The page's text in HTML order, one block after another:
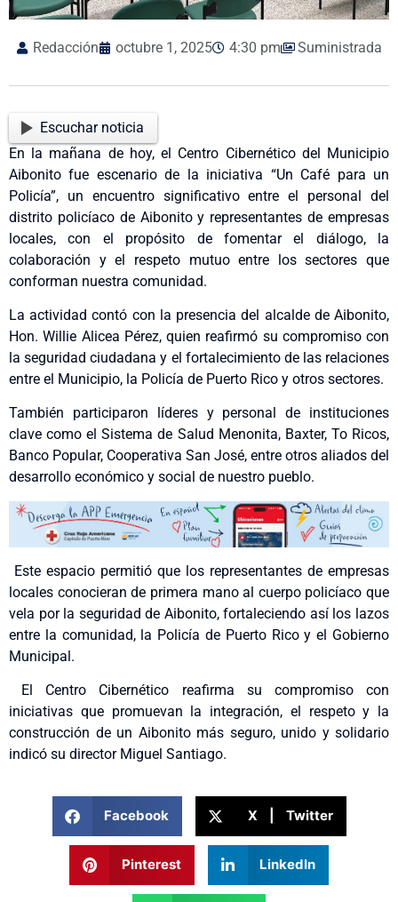
Redacción octubre 1, 2025 4:30 pm Suministrada
Escuchar noticia
En la mañana de hoy, el Centro Cibernético del Municipio
Aibonito fue escenario de la iniciativa “Un Café para un
Policía”, un encuentro significativo entre el personal del
distrito policíaco de Aibonito y representantes de empresas
locales, con el propósito de fomentar el diálogo, la
colaboración y el respeto mutuo entre los sectores que
conforman nuestra comunidad.
La actividad contó con la presencia del alcalde de Aibonito,
Hon. Willie Alicea Pérez, quien reafirmó su compromiso con
la seguridad ciudadana y el fortalecimiento de las relaciones
entre el Municipio, la Policía de Puerto Rico y otros sectores.
También participaron líderes y personal de instituciones
clave como el Sistema de Salud Menonita, Baxter, To Ricos,
Banco Popular, Cooperativa San José, entre otros aliados del
desarrollo económico y social de nuestro pueblo.
Este espacio permitió que los representantes de empresas
locales conocieran de primera mano al cuerpo policíaco que
vela por la seguridad de Aibonito, fortaleciendo así los lazos
entre la comunidad, la Policía de Puerto Rico y el Gobierno
Municipal.
El Centro Cibernético reafirma su compromiso con
iniciativas que promuevan la integración, el respeto y la
construcción de un Aibonito más seguro, unido y solidario
indicó su director Miguel Santiago.
Facebook X | Twitter
Pinterest LinkedIn